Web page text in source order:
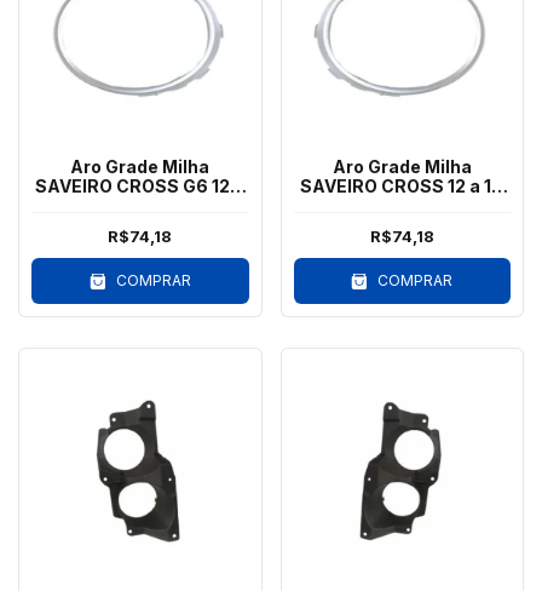
Aro Grade Milha
SAVEIRO CROSS G6 12 a
R$74,18
COMPRAR
Aro Grade Milha
SAVEIRO CROSS 12 a 16
R$74,18
COMPRAR